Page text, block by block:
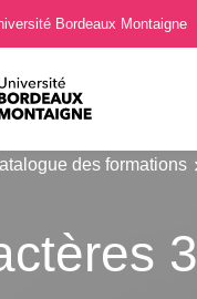
Bordeaux Montaigne
des formations
3